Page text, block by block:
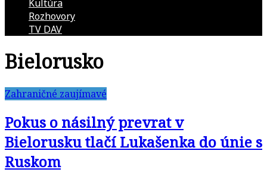
kultúrno-
politická
revue
Kultúra
Rozhovory
TV DAV
Bielorusko
Zahraničné zaujímavé
Pokus o násilný prevrat v
Bielorusku tlačí Lukašenka do únie s
Ruskom